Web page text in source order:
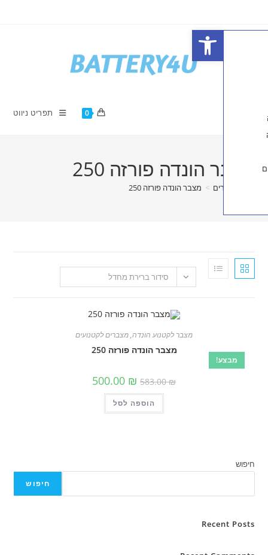
פתח סרגל נגישות
תפריט ניווט
פורזה 250
מצבר הונדה פורזה 250
סידור ברירת מחדל
מצבר לקטנוע הונדה,מצברים לקטנועים
מצבר הונדה פורזה 250
המחיר
המקורי
500.00₪ המחיר
הנוכחי
הוא:
500.00 ₪.